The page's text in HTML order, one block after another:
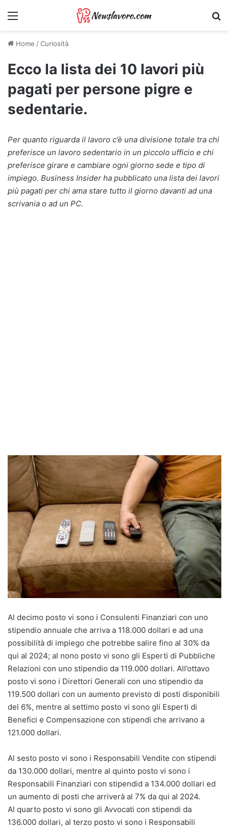
Menu
Home /Curiosità
Ecco la lista dei 10 lavori più
pagati per persone pigre e
sedentarie.
Per quanto riguarda il lavoro c’è una divisione totale tra chi
preferisce un lavoro sedentario in un piccolo ufficio e chi
preferisce girare e cambiare ogni giorno sede e tipo di
impiego. Business Insider ha pubblicato una lista dei lavori
più pagati per chi ama stare tutto il giorno davanti ad una
scrivania o ad un PC.
Al decimo posto vi sono i Consulenti Finanziari con uno
stipendio annuale che arriva a 118.000 dollari e ad una
possibilità di impiego che potrebbe salire fino al 30% da
qui al 2024; al nono posto vi sono gli Esperti di Pubbliche
Relazioni con uno stipendio da 119.000 dollari. All’ottavo
posto vi sono i Direttori Generali con uno stipendio da
119.500 dollari con un aumento previsto di posti disponibili
del 6%, mentre al settimo posto vi sono gli Esperti di
Benefici e Compensazione con stipendi che arrivano a
121.000 dollari.
Al sesto posto vi sono i Responsabili Vendite con stipendi
da 130.000 dollari, mentre al quinto posto vi sono i
Responsabili Finanziari con stipendid a 134.000 dollari ed
un aumento di posti che arriverà al 7% da qui al 2024.
Al quarto posto vi sono gli Avvocati con stipendi da
136.000 dollari, al terzo posto vi sono i Responsabili